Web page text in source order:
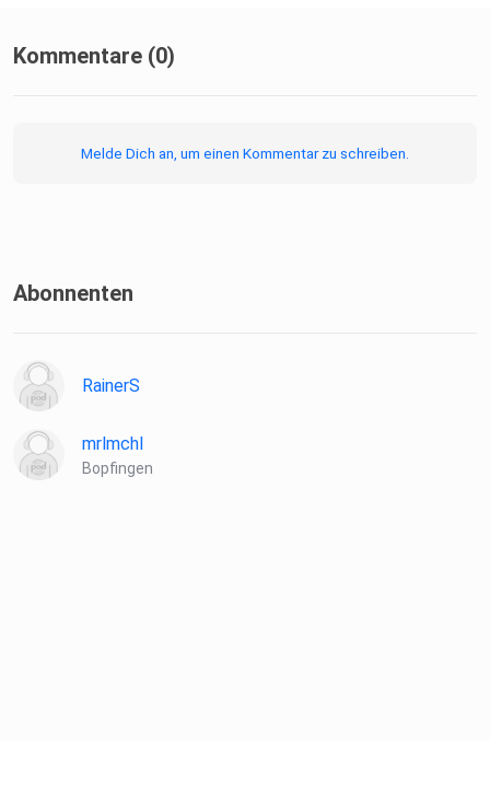
Kommentare (0)
Melde Dich an, um einen Kommentar zu schreiben.
Abonnenten
RainerS
mrlmchl
Bopfingen